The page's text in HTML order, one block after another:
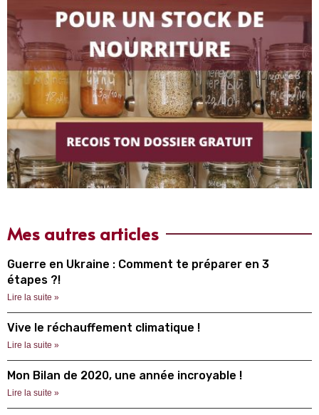
Mes autres articles
Guerre en Ukraine : Comment te préparer en 3
étapes ?!
Lire la suite »
Vive le réchauffement climatique !
Lire la suite »
Mon Bilan de 2020, une année incroyable !
Lire la suite »